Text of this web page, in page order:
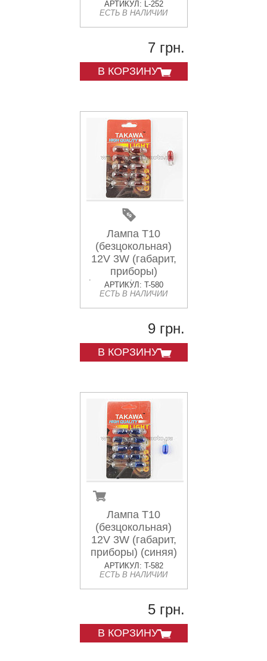
(зеленая) YWL
АРТИКУЛ: L-252
ЕСТЬ В НАЛИЧИИ
7 грн.
В КОРЗИНУ
Лампа Т10
(безцокольная)
12V 3W (габарит,
приборы)
(красная) TAKAWA
АРТИКУЛ: T-580
ЕСТЬ В НАЛИЧИИ
9 грн.
В КОРЗИНУ
Лампа Т10
(безцокольная)
12V 3W (габарит,
приборы) (синяя)
TAKAWA
АРТИКУЛ: T-582
ЕСТЬ В НАЛИЧИИ
5 грн.
В КОРЗИНУ